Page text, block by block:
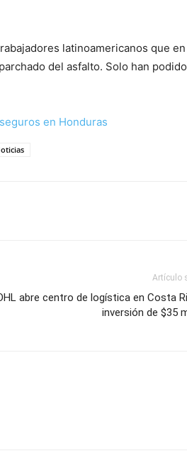
latinoamericanos que
del asfalto. Solo han podido
en Honduras
Artículo
abre centro de logística en Costa
inversión de $35